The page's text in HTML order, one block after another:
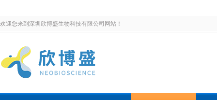
欢迎您来到深圳欣博盛生物科技有限公司网站！